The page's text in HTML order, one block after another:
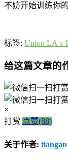
不妨开始训练你
标签: Union LA x
给这篇文章的
×
打赏 点赞(88)
关于作者: tiangan